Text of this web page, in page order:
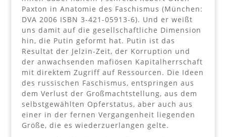
Paxton in Anatomie des Faschismus (München:
DVA 2006 ISBN 3-421-05913-6). Und er weißt
uns damit auf die gesellschaftliche Dimension
hin, die Putin geformt hat. Putin ist das
Resultat der Jelzin-Zeit, der Korruption und
der anwachsenden mafiösen Kapitalherrschaft
mit direktem Zugriff auf Ressourcen. Die Ideen
des russischen Faschismus, entspringen aus
dem Verlust der Großmachtstellung, aus dem
selbstgewählten Opferstatus, aber auch aus
einer in der fernen Vergangenheit liegenden
Größe, die es wiederzuerlangen gelte.